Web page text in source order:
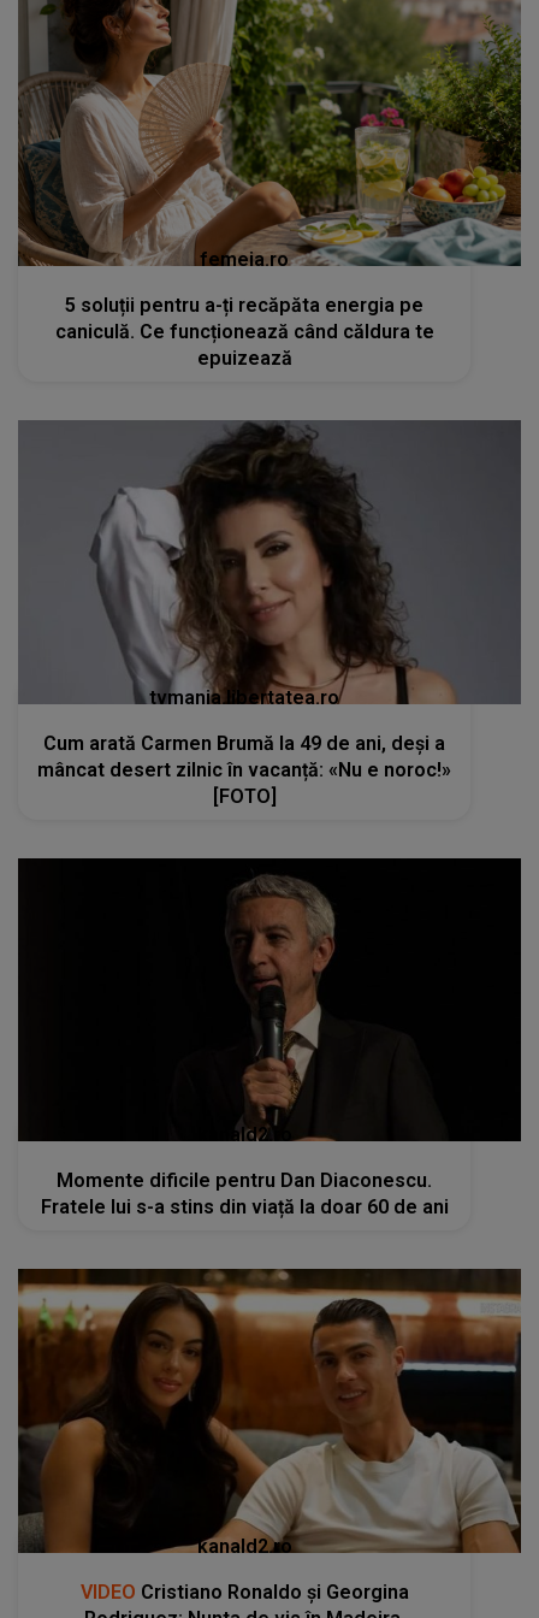
femeia.ro
5 soluții pentru a-ți recăpăta energia pe
caniculă. Ce funcționează când căldura te
epuizează
tvmania.libertatea.ro
Cum arată Carmen Brumă la 49 de ani, deși a
mâncat desert zilnic în vacanță: «Nu e noroc!»
[FOTO]
kanald2.ro
Momente dificile pentru Dan Diaconescu.
Fratele lui s-a stins din viață la doar 60 de ani
kanald2.ro
VIDEO Cristiano Ronaldo și Georgina